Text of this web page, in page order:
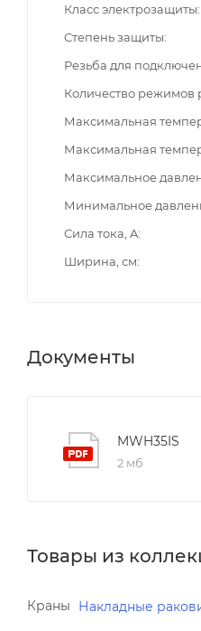
Класс электрозащиты
Степень защиты
Резьба для
Количество режимов
Максимальная
Максимальная
Максимальное
Минимальное
Сила тока, A
Ширина, см
Документы
MWH35IS
2 мб
Товары из
Краны Накладные